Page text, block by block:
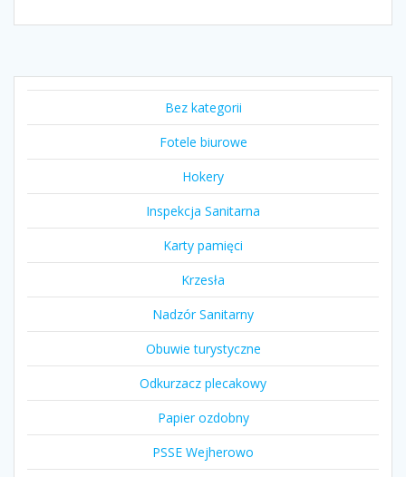
Bez kategorii
Fotele biurowe
Hokery
Inspekcja Sanitarna
Karty pamięci
Krzesła
Nadzór Sanitarny
Obuwie turystyczne
Odkurzacz plecakowy
Papier ozdobny
PSSE Wejherowo